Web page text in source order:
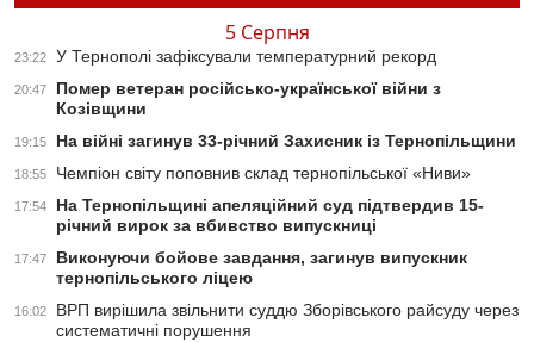
5 Серпня
23:22 У Тернополі зафіксували температурний рекорд
20:47
Помер ветеран російсько-української війни з
Козівщини
19:15 На війні загинув 33-річний Захисник із Тернопільщини
18:55 Чемпіон світу поповнив склад тернопільської «Ниви»
17:54
На Тернопільщині апеляційний суд підтвердив 15-
річний вирок за вбивство випускниці
17:47
Виконуючи бойове завдання, загинув випускник
тернопільського ліцею
16:02
ВРП вирішила звільнити суддю Зборівського райсуду через
систематичні порушення